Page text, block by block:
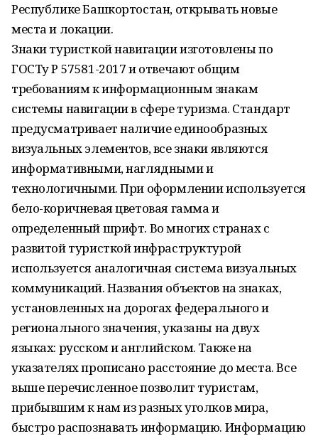
Республике Башкортостан, открывать новые
места и локации.
Знаки туристкой навигации изготовлены по
ГОСТу Р 57581-2017 и отвечают общим
требованиям к информационным знакам
системы навигации в сфере туризма. Стандарт
предусматривает наличие единообразных
визуальных элементов, все знаки являются
информативными, наглядными и
технологичными. При оформлении используется
бело-коричневая цветовая гамма и
определенный шрифт. Во многих странах с
развитой туристкой инфраструктурой
используется аналогичная система визуальных
коммуникаций. Названия объектов на знаках,
установленных на дорогах федерального и
регионального значения, указаны на двух
языках: русском и английском. Также на
указателях прописано расстояние до места. Все
выше перечисленное позволит туристам,
прибывшим к нам из разных уголков мира,
быстро распознавать информацию. Информацию